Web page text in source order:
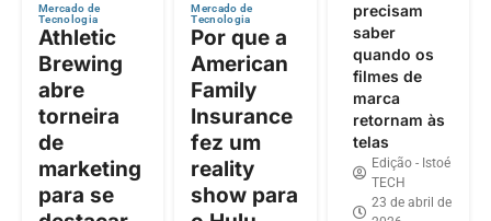
Mercado de
Tecnologia
Athletic
Brewing
abre
torneira
de
marketing
para se
Mercado de
Tecnologia
Por que a
American
Family
Insurance
fez um
reality
show para
precisam
saber
quando os
filmes de
marca
retornam às
telas
Edição - Istoé
TECH
23 de abril de